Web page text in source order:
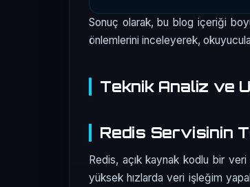
Sonuç olarak, bu blog içeriği
önlemlerini inceleyerek,
Teknik Analiz ve
Redis Servisinin
Redis, açık kaynak kodlu bir
yüksek hızlarda veri işleğim